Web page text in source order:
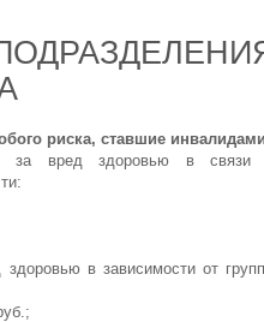
риска, ставшие
за вред здоровью в связи
в зависимости от